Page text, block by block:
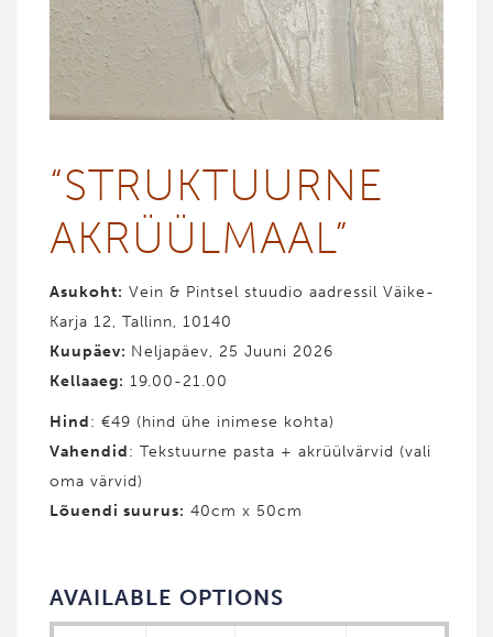
“STRUK­TUURNE
AKRÜÜL­­MAAL”
Asukoht: Vein & Pintsel stuudio aadressil Väike-
Karja 12, Tallinn, 10140
Kuupäev: Neljapäev, 25 Juuni 2026
Kellaaeg: 19.00-21.00
Hind: €49 (hind ühe inimese kohta)
Vahendid: Tekstuurne pasta + akrüülvärvid (vali
oma värvid)
Lõuendi suurus: 40cm x 50cm
AVAILABLE OPTIONS